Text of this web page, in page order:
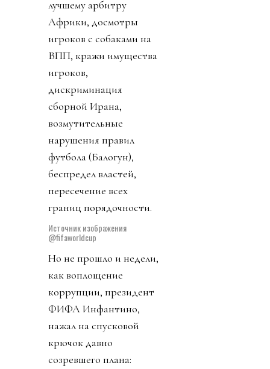
лучшему арбитру
Африки, досмотры
игроков с собаками на
ВПП, кражи имущества
игроков,
дискриминация
сборной Ирана,
возмутительные
нарушения правил
футбола (Балогун),
беспредел властей,
пересечение всех
границ порядочности.
Источник изображения
@fifaworldcup
Но не прошло и недели,
как воплощение
коррупции, президент
ФИФА Инфантино,
нажал на спусковой
крючок давно
созревшего плана: